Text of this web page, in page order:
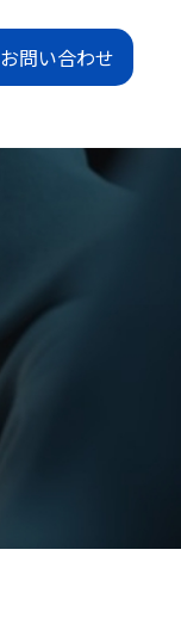
お問い合わせ